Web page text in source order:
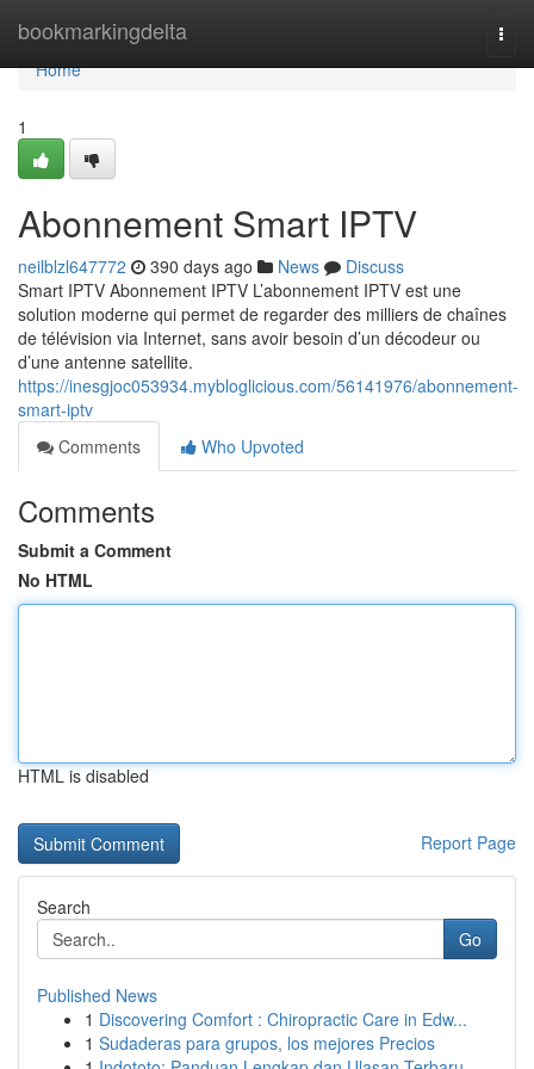
bookmarkingdelta
Home
Home
1
Abonnement Smart IPTV
neilblzl647772 390 days ago News
Discuss
Smart IPTV Abonnement IPTV L’abonnement IPTV est une
solution moderne qui permet de regarder des milliers de chaînes
de télévision via Internet, sans avoir besoin d’un décodeur ou
d’une antenne satellite.
https://inesgjoc053934.mybloglicious.com/56141976/abonnement-
smart-iptv
Comments
Who Upvoted
Comments
Submit a Comment
No HTML
HTML is disabled
Report Page
Search
Go
Published News
1 Discovering Comfort : Chiropractic Care in Edw...
1 Sudaderas para grupos, los mejores Precios